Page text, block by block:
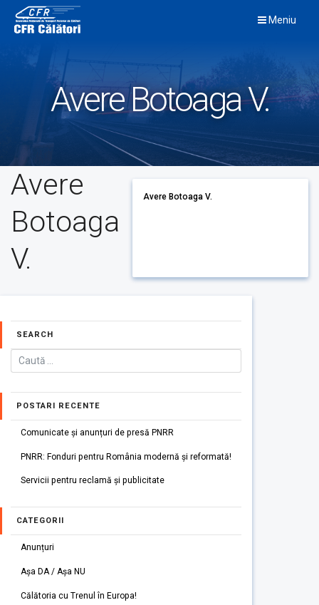
content
Meniu
Avere Botoaga V.
Avere
Botoaga
V.
Avere Botoaga V.
SEARCH
POSTARI RECENTE
Comunicate și anunțuri de presă PNRR
PNRR: Fonduri pentru România modernă și reformată!
Servicii pentru reclamă și publicitate
CATEGORII
Anunțuri
Așa DA / Așa NU
Călătoria cu Trenul în Europa!